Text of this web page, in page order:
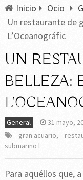
Inicio Ocio
Un restaurante de
L’Oceanográfic
UN
BELLEZA:
General 31 mayo,
gran acuario,
submarino l
Para aquéllos que,